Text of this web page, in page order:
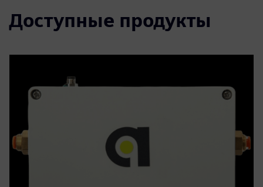
Доступные продукты